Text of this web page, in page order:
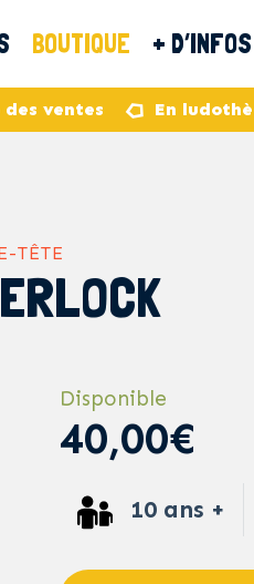
BOUTIQUE + D’INFOS
des ventes En
TÊTE
Disponible
40,00€
10 ans +